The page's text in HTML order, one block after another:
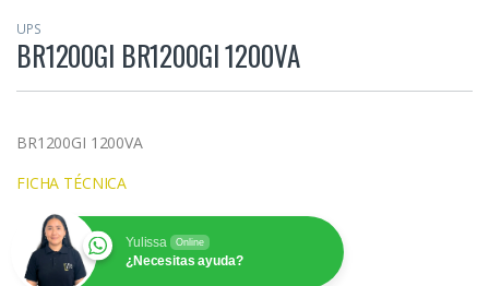
UPS
BR1200GI BR1200GI 1200VA
BR1200GI 1200VA
FICHA TÉCNICA
Yulissa Online
¿Necesitas ayuda?